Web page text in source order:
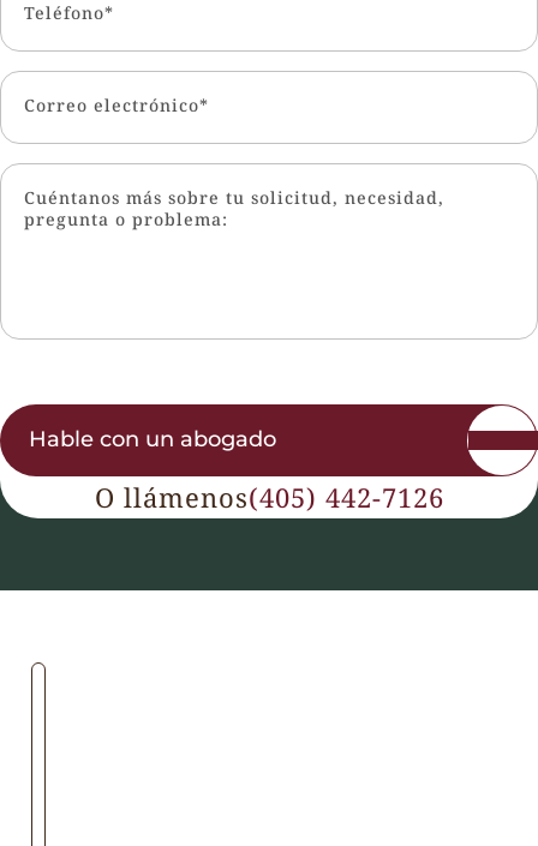
Teléfono*
Correo electrónico*
Cuéntanos más sobre tu solicitud, necesidad,
pregunta o problema:
Hable con un abogado
O llámenos(405) 442-7126